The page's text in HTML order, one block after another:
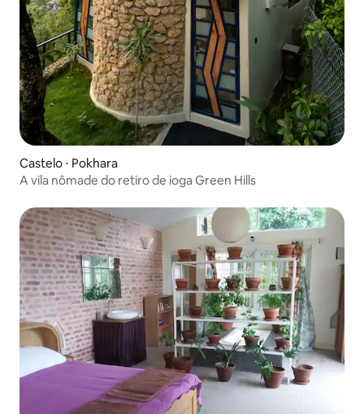
Castelo ⋅ Pokhara
A vila nômade do retiro de ioga Green Hills